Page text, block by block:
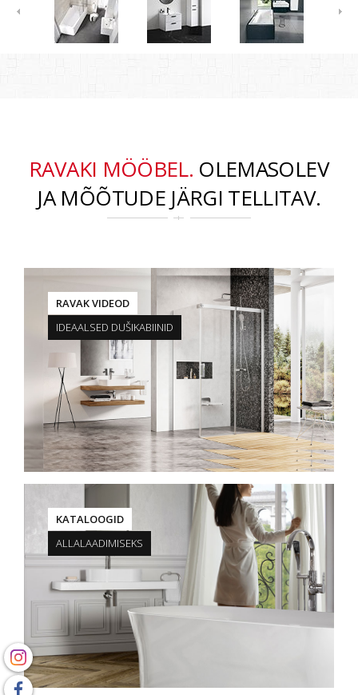
RAVAKI MÖÖBEL. OLEMASOLEV
JA MÕÕTUDE JÄRGI TELLITAV.
RAVAK VIDEOD
IDEAALSED DUŠIKABIINID
KATALOOGID
ALLALAADIMISEKS